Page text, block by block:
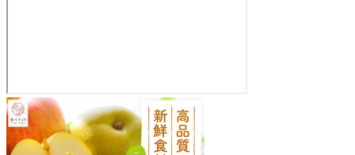
鈴
木
観